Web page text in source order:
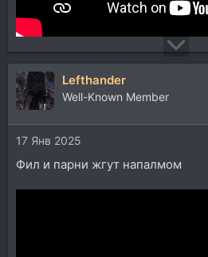
Lefthander
Well-Known Member
17 Янв 2025
Фил и парни жгут напалмом